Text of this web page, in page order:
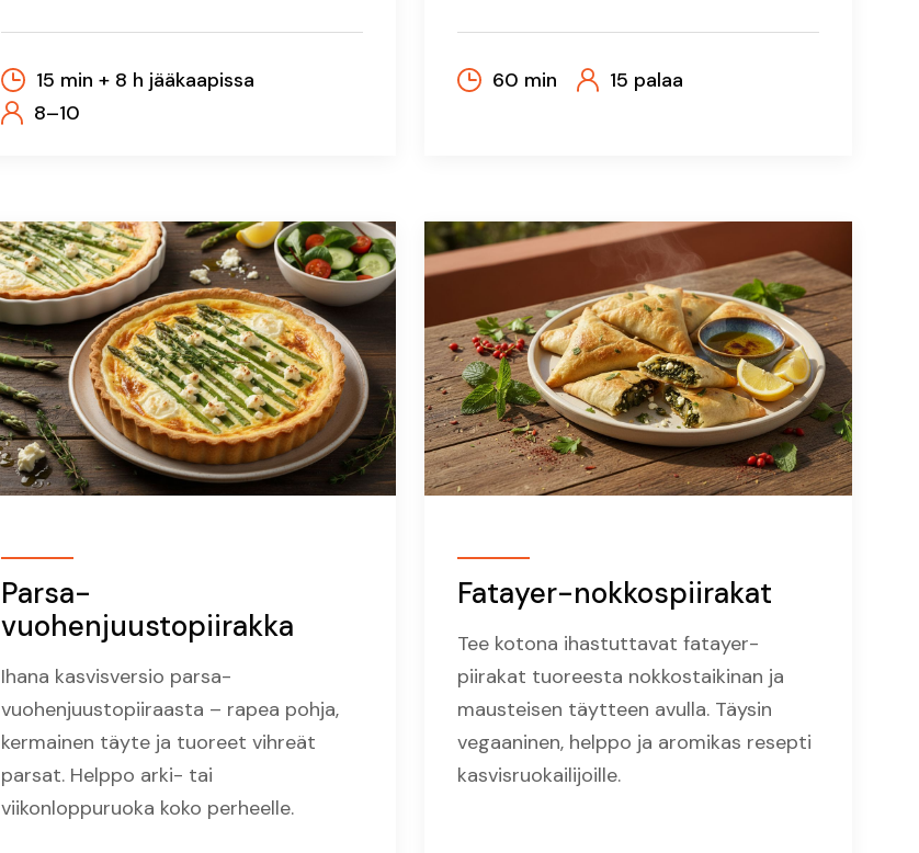
15 min + 8 h jääkaapissa
8–10
60 min 15 palaa
Parsa-
vuohenjuustopiirakka
Ihana kasvisversio parsa-
vuohenjuustopiiraasta – rapea pohja,
kermainen täyte ja tuoreet vihreät
parsat. Helppo arki- tai
viikonloppuruoka koko perheelle.
Fatayer-nokkospiirakat
Tee kotona ihastuttavat fatayer-
piirakat tuoreesta nokkostaikinan ja
mausteisen täytteen avulla. Täysin
vegaaninen, helppo ja aromikas resepti
kasvisruokailijoille.